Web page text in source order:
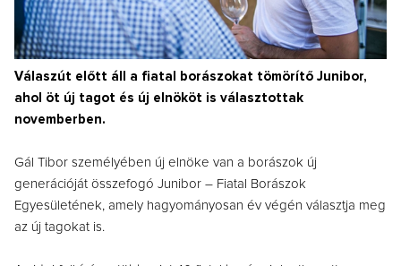
Válaszút előtt áll a fiatal borászokat tömörítő Junibor,
ahol öt új tagot és új elnököt is választottak
novemberben.
Gál Tibor személyében új elnöke van a borászok új
generációját összefogó Junibor – Fiatal Borászok
Egyesületének, amely hagyományosan év végén választja meg
az új tagokat is.